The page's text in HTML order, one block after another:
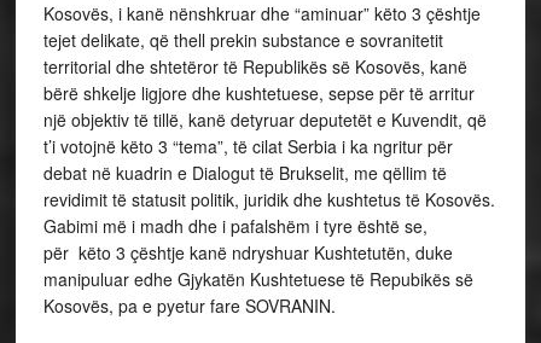
Kosovës, i kanë nënshkruar dhe “aminuar” këto 3 çështje
tejet delikate, që thell prekin substance e sovranitetit
territorial dhe shtetëror të Republikës së Kosovës, kanë
bërë shkelje ligjore dhe kushtetuese, sepse për të arritur
një objektiv të tillë, kanë detyruar deputetët e Kuvendit, që
t’i votojnë këto 3 “tema”, të cilat Serbia i ka ngritur për
debat në kuadrin e Dialogut të Brukselit, me qëllim të
revidimit të statusit politik, juridik dhe kushtetus të Kosovës.
Gabimi më i madh dhe i pafalshëm i tyre është se,
për këto 3 çështje kanë ndryshuar Kushtetutën, duke
manipuluar edhe Gjykatën Kushtetuese të Repubikës së
Kosovës, pa e pyetur fare SOVRANIN.